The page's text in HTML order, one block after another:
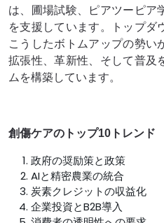
は、圃場試験、ピアツーピア
を支援しています。トップダ
こうしたボトムアップの勢い
拡張性、革新性、そして普及
ムを構築しています。
創傷ケアのトップ10トレンド
政府の奨励策と政策
AIと精密農業の統合
炭素クレジットの収益化
企業投資とB2B導入